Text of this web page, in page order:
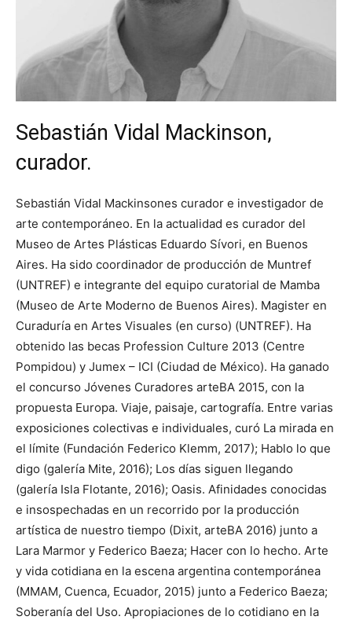
Sebastián Vidal Mackinson,
curador.
Sebastián Vidal Mackinsones curador e investigador de
arte contemporáneo. En la actualidad es curador del
Museo de Artes Plásticas Eduardo Sívori, en Buenos
Aires. Ha sido coordinador de producción de Muntref
(UNTREF) e integrante del equipo curatorial de Mamba
(Museo de Arte Moderno de Buenos Aires). Magister en
Curaduría en Artes Visuales (en curso) (UNTREF). Ha
obtenido las becas Profession Culture 2013 (Centre
Pompidou) y Jumex – ICI (Ciudad de México). Ha ganado
el concurso Jóvenes Curadores arteBA 2015, con la
propuesta Europa. Viaje, paisaje, cartografía. Entre varias
exposiciones colectivas e individuales, curó La mirada en
el límite (Fundación Federico Klemm, 2017); Hablo lo que
digo (galería Mite, 2016); Los días siguen llegando
(galería Isla Flotante, 2016); Oasis. Afinidades conocidas
e insospechadas en un recorrido por la producción
artística de nuestro tiempo (Dixit, arteBA 2016) junto a
Lara Marmor y Federico Baeza; Hacer con lo hecho. Arte
y vida cotidiana en la escena argentina contemporánea
(MMAM, Cuenca, Ecuador, 2015) junto a Federico Baeza;
Soberanía del Uso. Apropiaciones de lo cotidiano en la